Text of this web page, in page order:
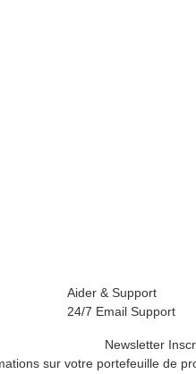
Aider & Support
24/7 Email Support
Newsletter
sur votre portefeuille de